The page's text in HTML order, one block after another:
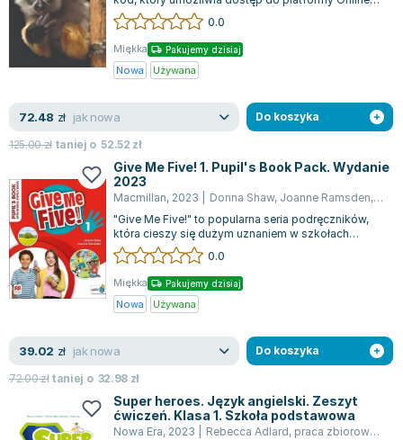
Lorraine Warren
Ajahn Brahm
Lucinda Riley
Jacek Walkiewicz
Practice. Użytkownik znajdzie tam zró...
0.0
Miękka Pakujemy dzisiaj
Nowa Używana
72.48 zł jak nowa
125.00zł taniej o52.52 zł
Do koszyka
Give Me Five! 1. Pupil's Book Pack. Wydanie
2023
Macmillan, 2023 Donna Shaw, Joanne Ramsden,
"Give Me Five!" to popularna seria podręczników,
która cieszy się dużym uznaniem w szkołach
językowych i prywatnych. Materiały te...
0.0
Miękka Pakujemy dzisiaj
Nowa Używana
39.02 zł jak nowa
72.00złtaniej o 32.98 zł
Do koszyka
Super heroes. Język angielski. Zeszyt
ćwiczeń. Klasa 1. Szkoła podstawowa
Nowa Era, 2023 Rebecca Adlard, praca zbiorowa ,